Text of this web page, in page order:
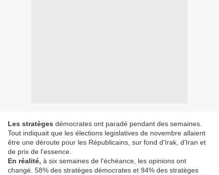
Les stratèges démocrates ont paradé pendant des semaines.
Tout indiquait que les élections legislatives de novembre allaient
être une déroute pour les Républicains, sur fond d'Irak, d'Iran et
de prix de l'essence.
En réalité, à six semaines de l'échéance, les opinions ont
changé. 58% des stratèges démocrates et 94% des stratèges